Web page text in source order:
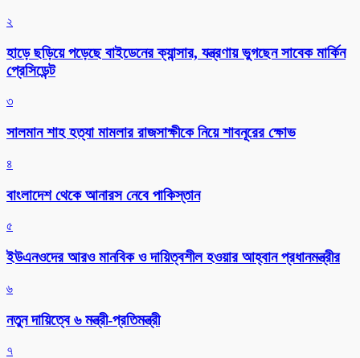
২
হাড়ে ছড়িয়ে পড়েছে বাইডেনের ক্যান্সার, যন্ত্রণায় ভুগছেন সাবেক মার্কিন
প্রেসিডেন্ট
৩
সালমান শাহ হত্যা মামলার রাজসাক্ষীকে নিয়ে শাবনূরের ক্ষোভ
৪
বাংলাদেশ থেকে আনারস নেবে পাকিস্তান
৫
ইউএনওদের আরও মানবিক ও দায়িত্বশীল হওয়ার আহ্বান প্রধানমন্ত্রীর
৬
নতুন দায়িত্বে ৬ মন্ত্রী-প্রতিমন্ত্রী
৭